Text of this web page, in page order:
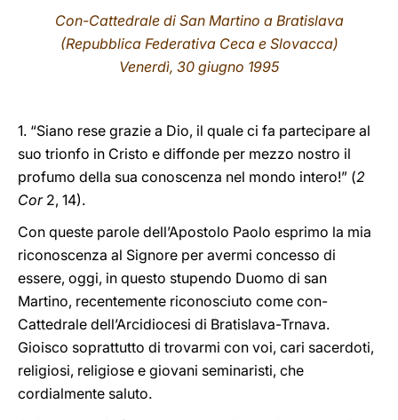
Con-Cattedrale di San Martino a Bratislava
(Repubblica Federativa Ceca e Slovacca)
Venerdì, 30 giugno 1995
1. “Siano rese grazie a Dio, il quale ci fa partecipare al
suo trionfo in Cristo e diffonde per mezzo nostro il
profumo della sua conoscenza nel mondo intero!” (2
Cor2, 14).
Con queste parole dell’Apostolo Paolo esprimo la mia
riconoscenza al Signore per avermi concesso di
essere, oggi, in questo stupendo Duomo di san
Martino, recentemente riconosciuto come con-
Cattedrale dell’Arcidiocesi di Bratislava-Trnava.
Gioisco soprattutto di trovarmi con voi, cari sacerdoti,
religiosi, religiose e giovani seminaristi, che
cordialmente saluto.